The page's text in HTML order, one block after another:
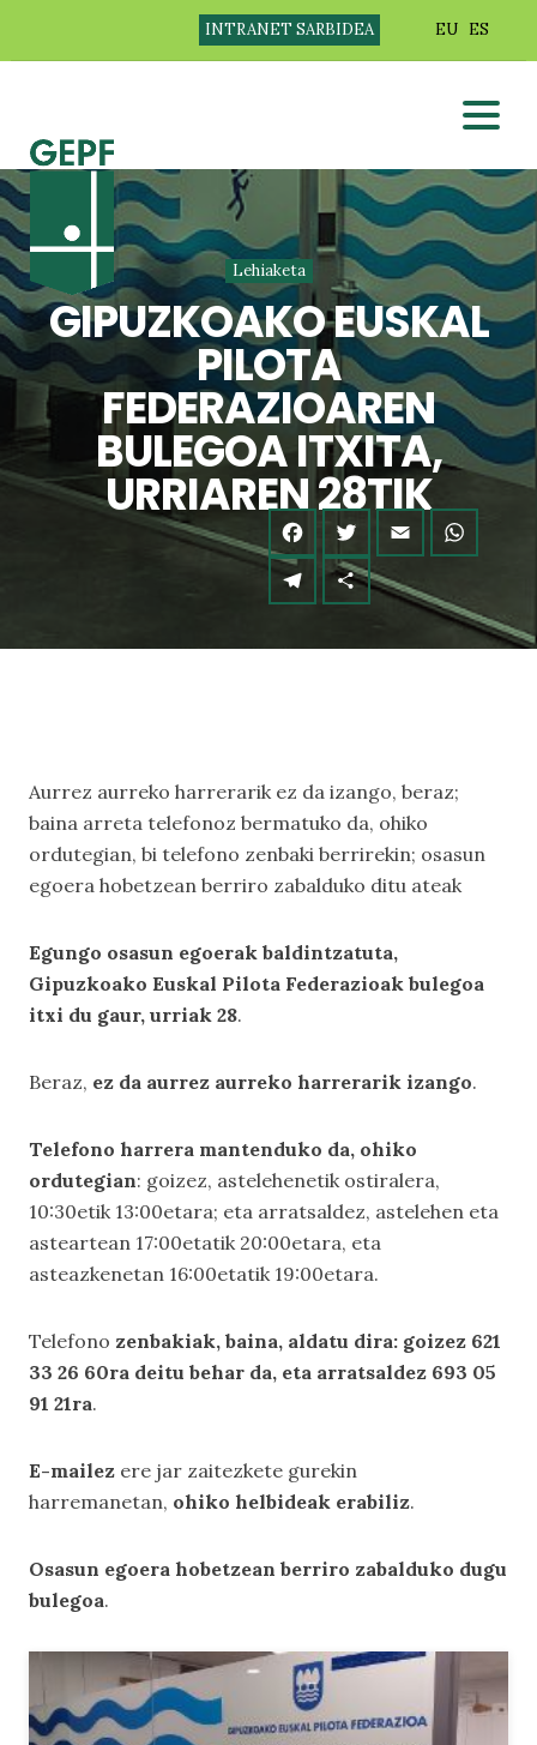
INTRANET SARBIDEA EU ES
Lehiaketa
GIPUZKOAKO EUSKAL
PILOTA
FEDERAZIOAREN
BULEGOA ITXITA,
URRIAREN 28TIK
Aurrez aurreko harrerarik ez da izango, beraz;
baina arreta telefonoz bermatuko da, ohiko
ordutegian, bi telefono zenbaki berrirekin; osasun
egoera hobetzean berriro zabalduko ditu ateak
Egungo osasun egoerak baldintzatuta,
Gipuzkoako Euskal Pilota Federazioak bulegoa
itxi du gaur, urriak 28.
Beraz, ez da aurrez aurreko harrerarik izango.
Telefono harrera mantenduko da, ohiko
ordutegian: goizez, astelehenetik ostiralera,
10:30etik 13:00etara; eta arratsaldez, astelehen eta
asteartean 17:00etatik 20:00etara, eta
asteazkenetan 16:00etatik 19:00etara.
Telefono zenbakiak, baina, aldatu dira: goizez 621
33 26 60ra deitu behar da, eta arratsaldez 693 05
91 21ra.
E-mailez ere jar zaitezkete gurekin
harremanetan, ohiko helbideak erabiliz.
Osasun egoera hobetzean berriro zabalduko dugu
bulegoa.